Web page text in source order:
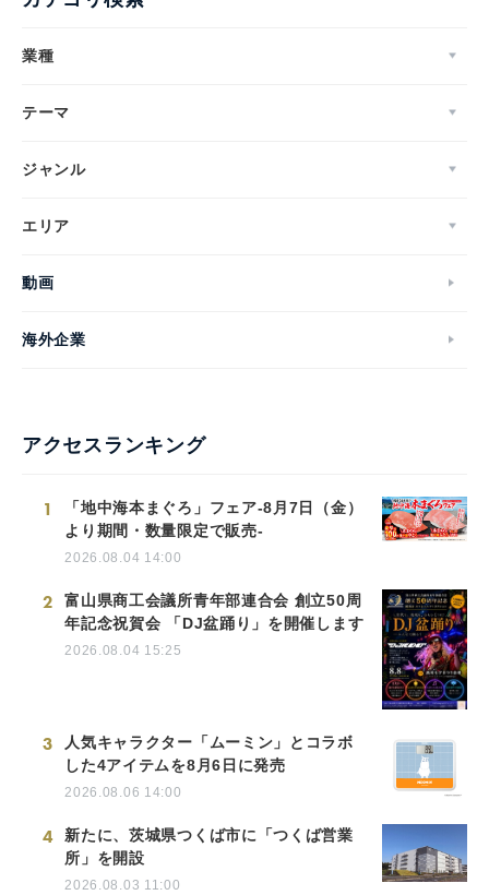
業種
テーマ
ジャンル
エリア
動画
海外企業
アクセスランキング
1
「地中海本まぐろ」フェア-8月7日（金）
より期間・数量限定で販売-
2026.08.04 14:00
2
富山県商工会議所青年部連合会 創立50周
年記念祝賀会 「DJ盆踊り」を開催します
2026.08.04 15:25
3
人気キャラクター「ムーミン」とコラボ
した4アイテムを8月6日に発売
2026.08.06 14:00
4
新たに、茨城県つくば市に「つくば営業
所」を開設
2026.08.03 11:00